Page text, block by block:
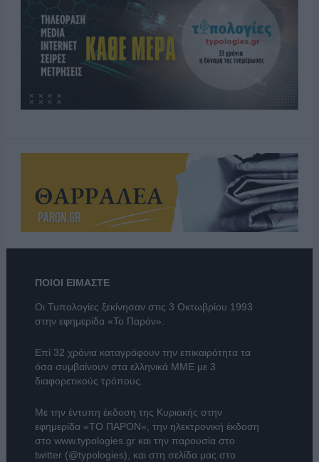
ΠΟΙΟΙ ΕΙΜΑΣΤΕ
Οι Τυπολογίες ξεκίνησαν στις 3 Οκτωβρίου 1993
στην εφημερίδα «Το Παρόν».
Επί 32 χρόνια καταγράφουν την επικαιρότητα τα
όσα συμβαίνουν στα ελληνικά ΜΜΕ με 3
διαφορετικούς τρόπους.
Με την έντυπη έκδοση της Κυριακής στην
εφημερίδα «ΤΟ ΠΑΡΟΝ» , την ηλεκτρονική έκδοση
στο www.typologies.grκαι την παρουσία στο
twitter (@typologies) , και στη σελίδα μας στο